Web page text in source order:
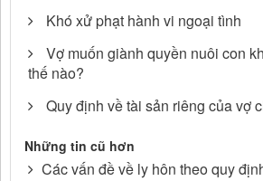
Khó xử phạt hành vi ngoại tình
Vợ muốn giành quyền nuôi con
thế nào?
Quy định về tài sản riêng của vợ
Những tin cũ hơn
Các vấn đề về ly hôn theo quy